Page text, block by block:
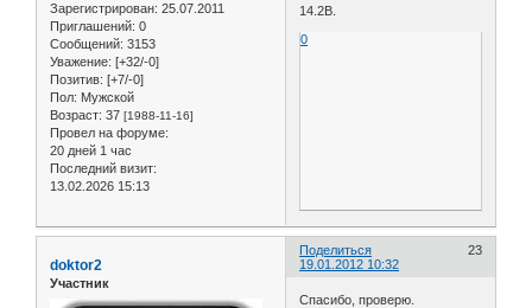
Зарегистрирован: 25.07.2011
Приглашений: 0
Сообщений: 3153
Уважение: [+32/-0]
Позитив: [+7/-0]
Пол: Мужской
Возраст: 37 [1988-11-16]
Провел на форуме:
20 дней 1 час
Последний визит:
13.02.2026 15:13
14.2В.
0
Поделиться
23
19.01.2012 10:32
doktor2
Участник
Спасибо, проверю.